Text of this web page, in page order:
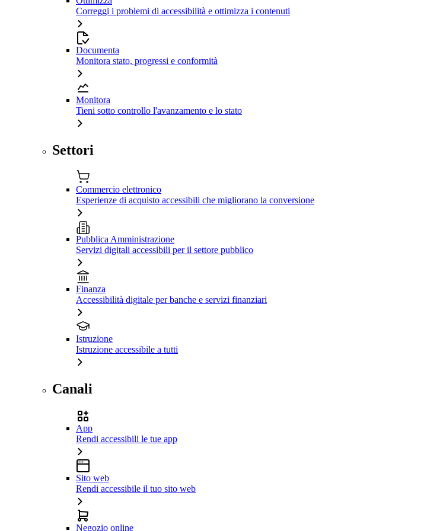
Correggi i problemi di accessibilità e ottimizza i contenuti
Documenta
Monitora stato, progressi e conformità
Monitora
Tieni sotto controllo l'avanzamento e lo stato
Settori
Commercio elettronico
Esperienze di acquisto accessibili che migliorano la conversione
Pubblica Amministrazione
Servizi digitali accessibili per il settore pubblico
Finanza
Accessibilità digitale per banche e servizi finanziari
Istruzione
Istruzione accessibile a tutti
Canali
App
Rendi accessibili le tue app
Sito web
Rendi accessibile il tuo sito web
Negozio online